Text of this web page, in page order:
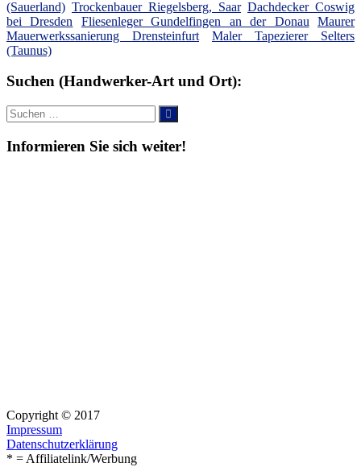
(Sauerland) Trockenbauer Riegelsberg, Saar Dachdecker Coswig
bei Dresden
Fliesenleger Gundelfingen an der Donau
Maurer
Mauerwerkssanierung Drensteinfurt
Maler Tapezierer Selters
(Taunus)
Suchen (Handwerker-Art und Ort):
Suche
nach:
Suchen
Informieren Sie sich weiter!
Copyright © 2017
Impressum
Datenschutzerklärung
* = Affiliatelink/Werbung